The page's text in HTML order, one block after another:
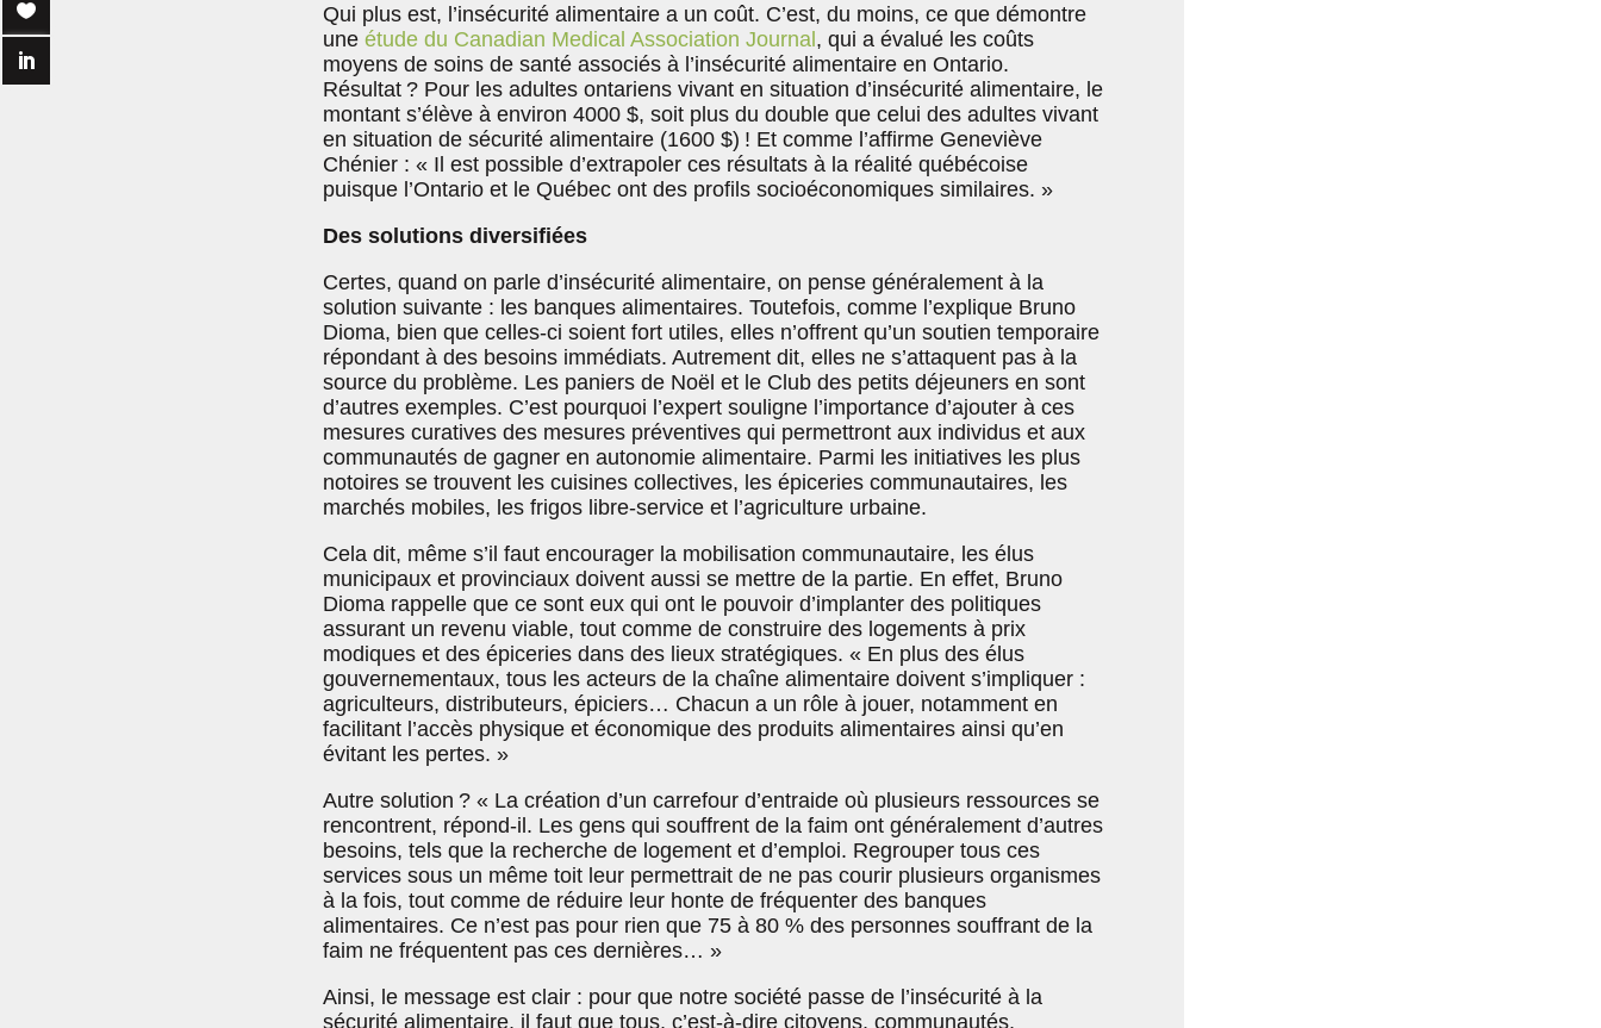
Qui plus est, l’insécurité alimentaire a un coût. C’est, du moins, ce que démontre
une étude du Canadian Medical Association Journal , qui a évalué les coûts
moyens de soins de santé associés à l’insécurité alimentaire en Ontario.
Résultat ? Pour les adultes ontariens vivant en situation d’insécurité alimentaire, le
montant s’élève à environ 4000 $, soit plus du double que celui des adultes vivant
en situation de sécurité alimentaire (1600 $) ! Et comme l’affirme Geneviève
Chénier : « Il est possible d’extrapoler ces résultats à la réalité québécoise
puisque l’Ontario et le Québec ont des profils socioéconomiques similaires. »
Des solutions diversifiées
Certes, quand on parle d’insécurité alimentaire, on pense généralement à la
solution suivante : les banques alimentaires. Toutefois, comme l’explique Bruno
Dioma, bien que celles-ci soient fort utiles, elles n’offrent qu’un soutien temporaire
répondant à des besoins immédiats. Autrement dit, elles ne s’attaquent pas à la
source du problème. Les paniers de Noël et le Club des petits déjeuners en sont
d’autres exemples. C’est pourquoi l’expert souligne l’importance d’ajouter à ces
mesures curatives des mesures préventives qui permettront aux individus et aux
communautés de gagner en autonomie alimentaire. Parmi les initiatives les plus
notoires se trouvent les cuisines collectives, les épiceries communautaires, les
marchés mobiles, les frigos libre-service et l’agriculture urbaine.
Cela dit, même s’il faut encourager la mobilisation communautaire, les élus
municipaux et provinciaux doivent aussi se mettre de la partie. En effet, Bruno
Dioma rappelle que ce sont eux qui ont le pouvoir d’implanter des politiques
assurant un revenu viable, tout comme de construire des logements à prix
modiques et des épiceries dans des lieux stratégiques. « En plus des élus
gouvernementaux, tous les acteurs de la chaîne alimentaire doivent s’impliquer :
agriculteurs, distributeurs, épiciers… Chacun a un rôle à jouer, notamment en
facilitant l’accès physique et économique des produits alimentaires ainsi qu’en
évitant les pertes. »
Autre solution ? « La création d’un carrefour d’entraide où plusieurs ressources se
rencontrent, répond-il. Les gens qui souffrent de la faim ont généralement d’autres
besoins, tels que la recherche de logement et d’emploi. Regrouper tous ces
services sous un même toit leur permettrait de ne pas courir plusieurs organismes
à la fois, tout comme de réduire leur honte de fréquenter des banques
alimentaires. Ce n’est pas pour rien que 75 à 80 % des personnes souffrant de la
faim ne fréquentent pas ces dernières… »
Ainsi, le message est clair : pour que notre société passe de l’insécurité à la
sécurité alimentaire, il faut que tous, c’est-à-dire citoyens, communautés,